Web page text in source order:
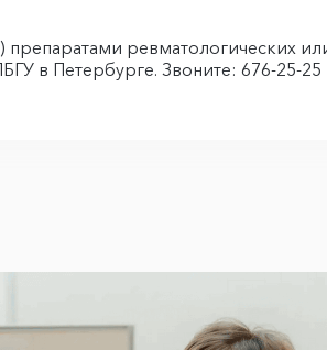
ревматологических
в Петербурге. Звоните: 676-25-25